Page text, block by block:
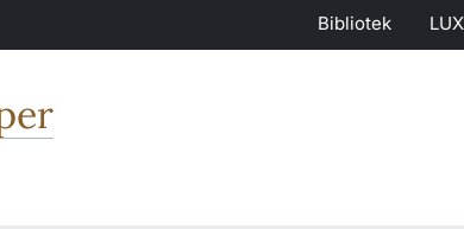
Bibliotek LUX